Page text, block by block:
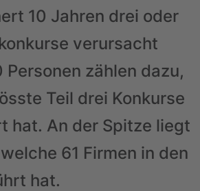
10 Jahren drei oder
verursacht
Personen zählen dazu,
Teil drei Konkurse
hat. An der Spitze liegt
61 Firmen in den
hat.